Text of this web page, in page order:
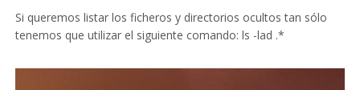
Si queremos listar los ficheros y directorios ocultos tan sólo
tenemos que utilizar el siguiente comando: ls -lad .*